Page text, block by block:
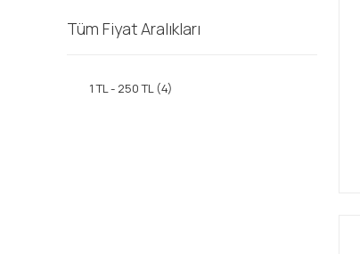
Tüm Fiyat Aralıkları
1 TL - 250 TL (4)